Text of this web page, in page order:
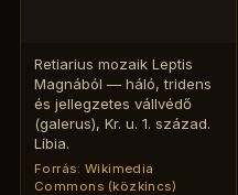
Retiarius mozaik Leptis
Magnából — háló, tridens
és jellegzetes vállvédő
(galerus), Kr. u. 1. század.
Líbia.
Forrás: Wikimedia
Commons (közkincs)